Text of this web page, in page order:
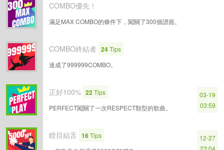
COMBO優先！
滿足MAX COMBO的條件下，闖關了300個譜面。
COMBO終結者 24Tips
達成了999999COMBO。
正好100% 22Tips
PERFECT闖關了一次RESPECT類型的歌曲。
03-19
03:59
瞠目結舌 16Tips
12-27
23:04